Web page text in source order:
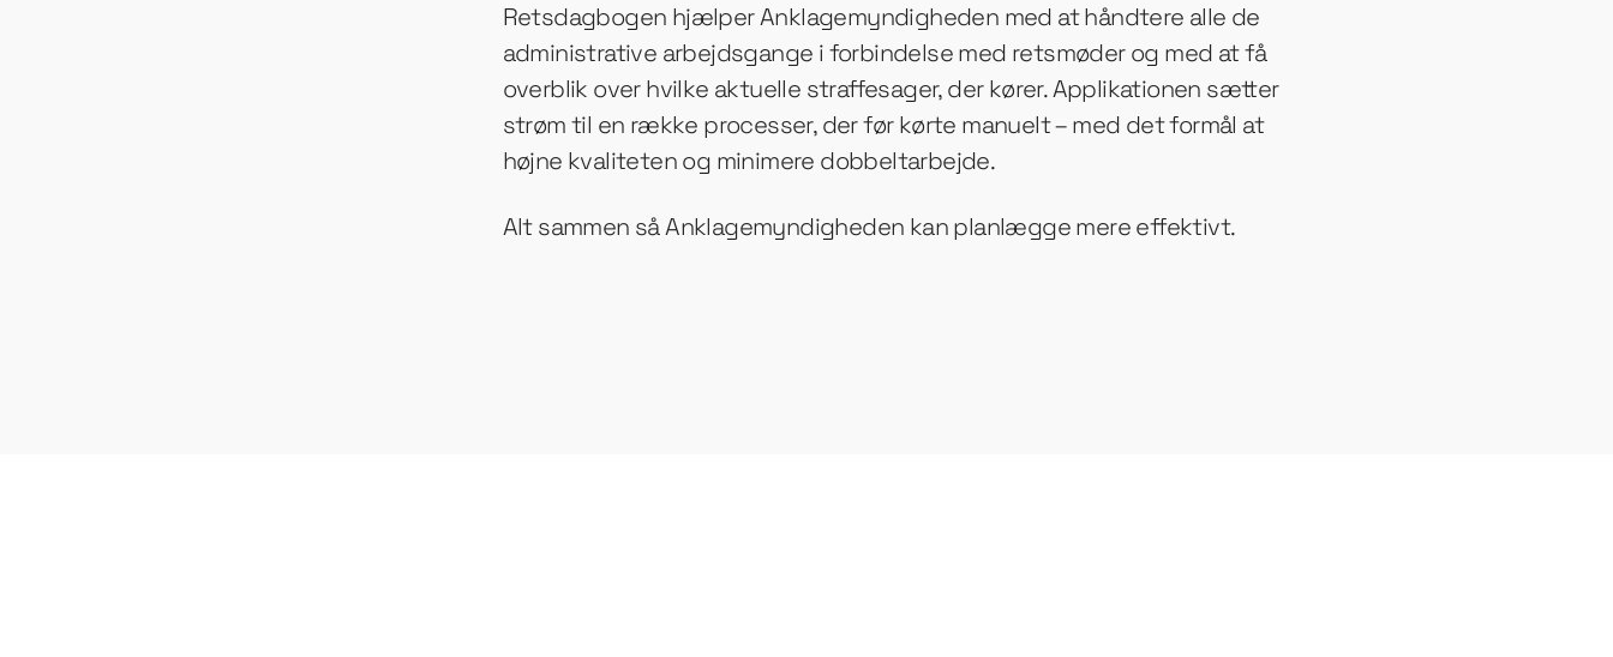
Retsdagbogen hjælper Anklagemyndigheden med at håndtere alle de
administrative arbejdsgange i forbindelse med retsmøder og med at få
overblik over hvilke aktuelle straffesager, der kører. Applikationen sætter
strøm til en række processer, der før kørte manuelt – med det formål at
højne kvaliteten og minimere dobbeltarbejde.
Alt sammen så Anklagemyndigheden kan planlægge mere effektivt.